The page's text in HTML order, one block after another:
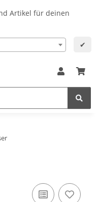
Artikel für deinen
✔